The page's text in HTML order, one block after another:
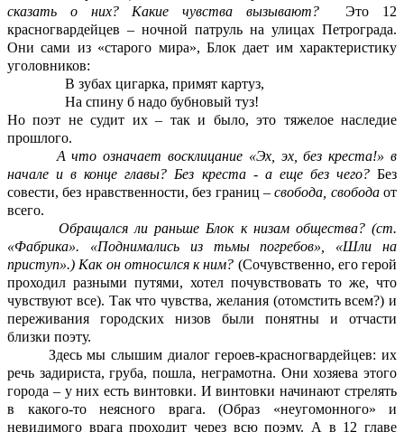
сказать о них?
Какие чувства вызывают?Это 12
красногвардейцев – ночной патруль на улицах Петрограда.
Они сами из «старого мира», Блок дает им характеристику
уголовников:
В зубах цигарка, примят картуз,
На спину б надо бубновый туз!
Но поэт не судит их – так и было, это тяжелое наследие
прошлого.
А что означает восклицание «Эх, эх, без креста!» в
начале и в конце главы? Без креста - а еще без чего?Без
совести, без нравственности, без границ –свобода, свобода от
всего.
Обращался ли раньше Блок к низам общества? (ст.
«Фабрика». «Поднимались из тьмы погребов», «Шли на
приступ».) Как он относился к ним? (Сочувственно, его герой
проходил разными путями, хотел почувствовать то же, что
чувствуют все). Так что чувства, желания (отомстить всем?) и
переживания городских низов были понятны и отчасти
близки поэту.
Здесь мы слышим диалог героев-красногвардейцев: их
речь задириста, груба, пошла, неграмотна. Они хозяева этого
города – у них есть винтовки. И винтовки начинают стрелять
в какого-то неясного врага. (Образ «неугомонного» и
невидимого врага проходит через всю поэму. А в 12 главе